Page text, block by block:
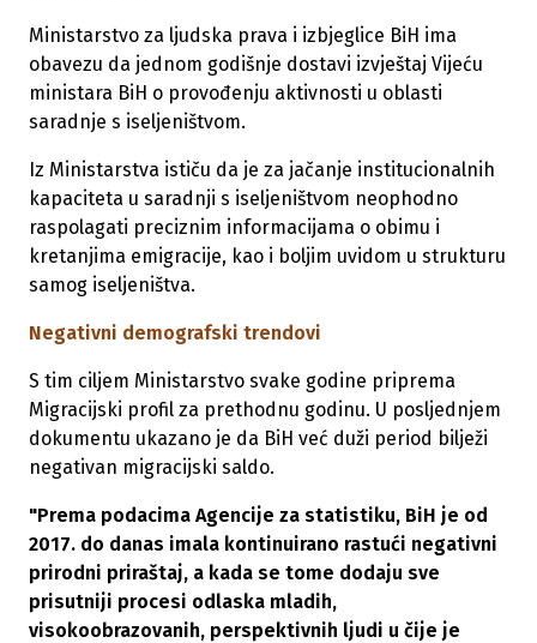
Ministarstvo za ljudska prava i izbjeglice BiH ima
obavezu da jednom godišnje dostavi izvještaj Vijeću
ministara BiH o provođenju aktivnosti u oblasti
saradnje s iseljeništvom.
Iz Ministarstva ističu da je za jačanje institucionalnih
kapaciteta u saradnji s iseljeništvom neophodno
raspolagati preciznim informacijama o obimu i
kretanjima emigracije, kao i boljim uvidom u strukturu
samog iseljeništva.
Negativni demografski trendovi
S tim ciljem Ministarstvo svake godine priprema
Migracijski profil za prethodnu godinu. U posljednjem
dokumentu ukazano je da BiH već duži period bilježi
negativan migracijski saldo.
"Prema podacima Agencije za statistiku, BiH je od
2017. do danas imala kontinuirano rastući negativni
prirodni priraštaj, a kada se tome dodaju sve
prisutniji procesi odlaska mladih,
visokoobrazovanih, perspektivnih ljudi u čije je